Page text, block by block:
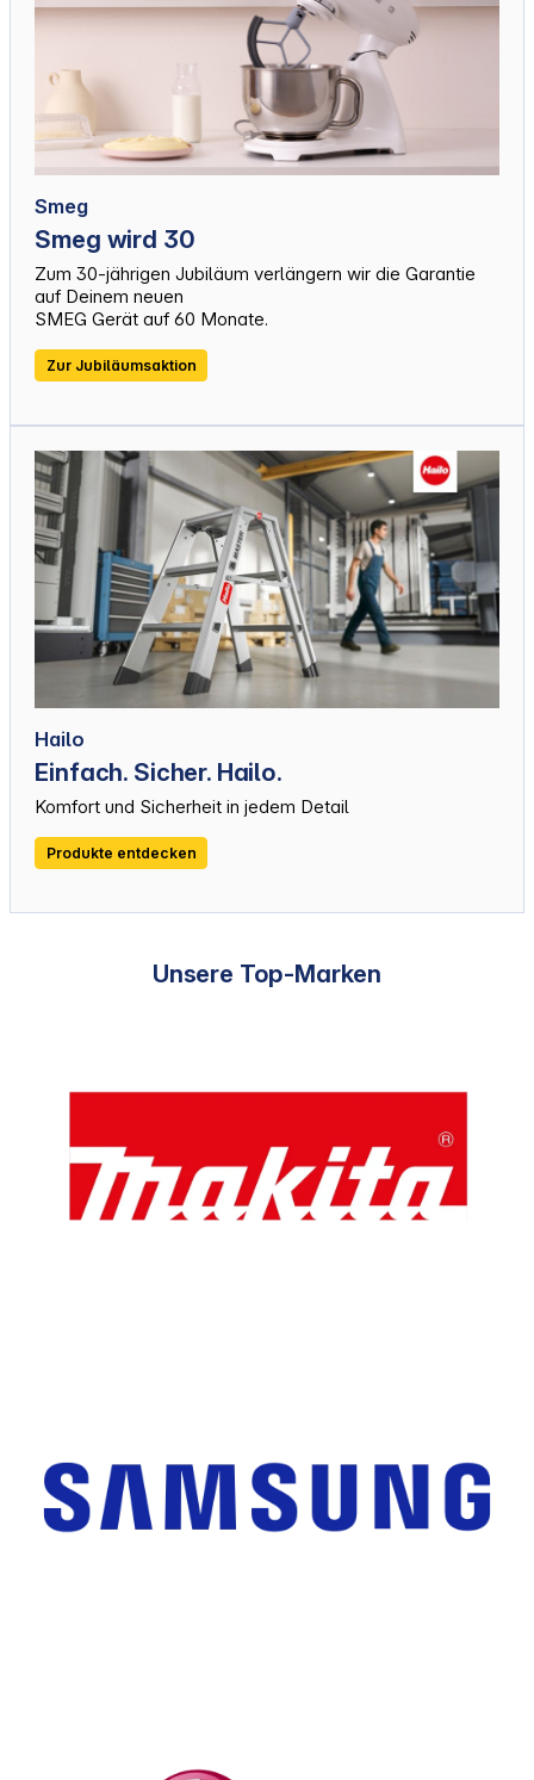
Smeg
Smeg wird 30
Zum 30-jährigen Jubiläum verlängern wir die Garantie
auf Deinem neuen
SMEG Gerät auf 60 Monate.
Zur Jubiläumsaktion
Hailo
Einfach. Sicher. Hailo.
Komfort und Sicherheit in jedem Detail
Produkte entdecken
Unsere Top-Marken